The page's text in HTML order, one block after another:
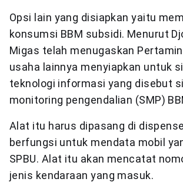
Opsi lain yang disiapkan yaitu
konsumsi BBM subsidi. Menurut
Migas telah menugaskan
usaha lainnya menyiapkan untuk
teknologi informasi yang disebut
monitoring pengendalian (SMP)
Alat itu harus dipasang di
berfungsi untuk mendata mobil
SPBU. Alat itu akan mencatat
jenis kendaraan yang masuk.